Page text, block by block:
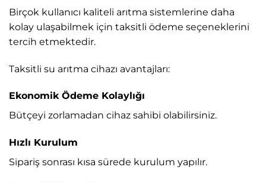
Birçok kullanıcı kaliteli arıtma sistemlerine daha
kolay ulaşabilmek için taksitli ödeme seçeneklerini
tercih etmektedir.
Taksitli su arıtma cihazı avantajları:
Ekonomik Ödeme Kolaylığı
Bütçeyi zorlamadan cihaz sahibi olabilirsiniz.
Hızlı Kurulum
Sipariş sonrası kısa sürede kurulum yapılır.